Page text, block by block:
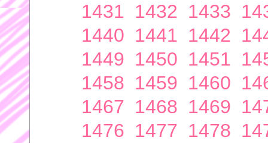
1431 1432 1433
1440 1441 1442
1449 1450 1451
1458 1459 1460
1467 1468 1469
1476 1477 1478